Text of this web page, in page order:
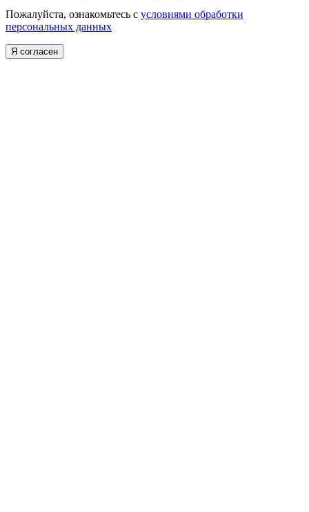
Пожалуйста, ознакомьтесь с условиями обработки
персональных данных
Я согласен